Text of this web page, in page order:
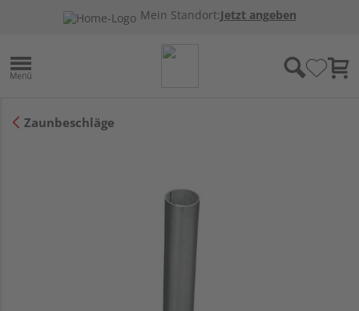
Mein Standort:Jetzt angeben
Zaunbeschläge